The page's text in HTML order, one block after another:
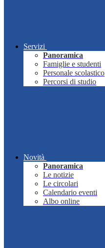
Servizi
Panoramica
Famiglie e studenti
Personale scolastico
Percorsi di studio
Novità
Panoramica
Le notizie
Le circolari
Calendario eventi
Albo online